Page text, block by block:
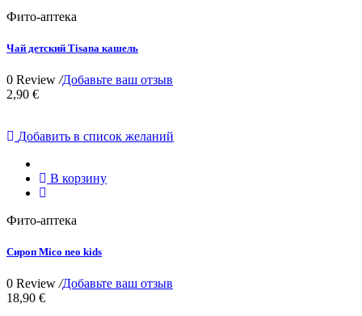
Фито-аптека
Чай детский Tisana кашель
0 Review /Добавьте ваш отзыв
2,90 €
Добавить в список желаний
В корзину
Фито-аптека
Сироп Mico neo kids
0 Review /Добавьте ваш отзыв
18,90 €